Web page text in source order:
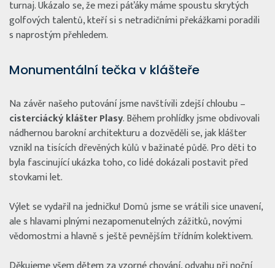
turnaj. Ukázalo se, že mezi páťáky máme spoustu skrytých
golfových talentů, kteří si s netradičními překážkami poradili
s naprostým přehledem.
Monumentální tečka v klášteře
Na závěr našeho putování jsme navštívili zdejší chloubu –
cisterciácký klášter Plasy. Během prohlídky jsme obdivovali
nádhernou barokní architekturu a dozvěděli se, jak klášter
vznikl na tisících dřevěných kůlů v bažinaté půdě. Pro děti to
byla fascinující ukázka toho, co lidé dokázali postavit před
stovkami let.
Výlet se vydařil na jedničku! Domů jsme se vrátili sice unavení,
ale s hlavami plnými nezapomenutelných zážitků, novými
vědomostmi a hlavně s ještě pevnějším třídním kolektivem.